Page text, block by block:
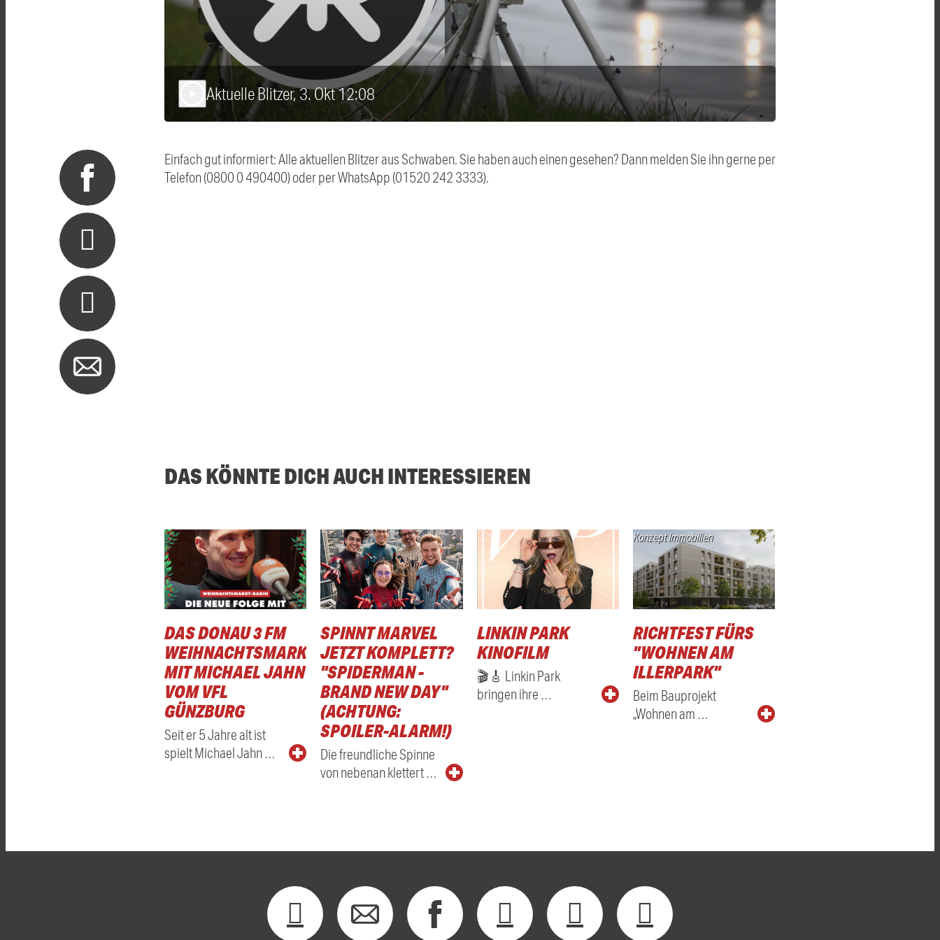
Aktuelle Blitzer, 3. Okt 12:08
Einfach gut informiert: Alle aktuellen Blitzer aus Schwaben. Sie haben auch einen gesehen? Dann melden Sie ihn gerne per
Telefon (0800 0 490400) oder per WhatsApp (01520 242 3333).
DAS KÖNNTE DICH AUCH INTERESSIEREN
DAS DONAU 3 FM
WEIHNACHTSMARKTRADIO
MIT MICHAEL JAHN
VOM VFL
GÜNZBURG
Seit er 5 Jahre alt ist
spielt Michael Jahn …
SPINNT MARVEL
JETZT KOMPLETT?
"SPIDERMAN -
BRAND NEW DAY"
(ACHTUNG:
SPOILER-ALARM!)
Die freundliche Spinne
von nebenan klettert …
LINKIN PARK
KINOFILM
🎬🎸 Linkin Park
bringen ihre …
Konzept Immobilien
RICHTFEST FÜRS
"WOHNEN AM
ILLERPARK"
Beim Bauprojekt
„Wohnen am …